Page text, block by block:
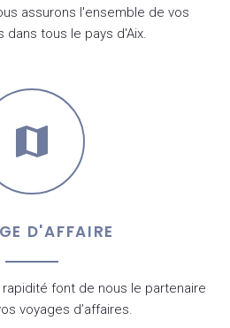
assurons l'ensemble de vos
dans tous le pays d'Aix.
D'AFFAIRE
font de nous le partenaire
voyages d’affaires.